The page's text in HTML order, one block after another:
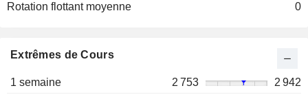
Rotation flottant moyenne
0
Extrêmes de Cours
1 semaine 2 753
2 942